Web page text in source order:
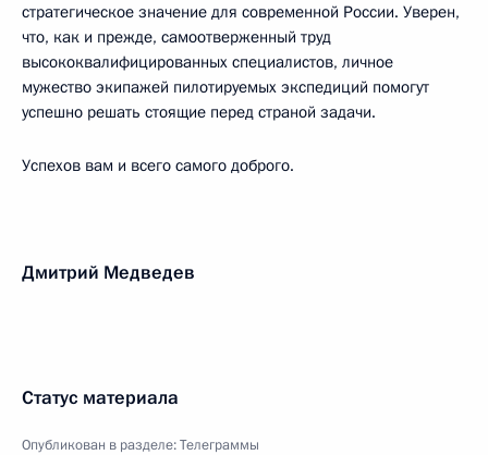
стратегическое значение для современной России. Уверен,
что, как и прежде, самоотверженный труд
высококвалифицированных специалистов, личное
мужество экипажей пилотируемых экспедиций помогут
успешно решать стоящие перед страной задачи.
Успехов вам и всего самого доброго.
Дмитрий Медведев
Статус материала
Опубликован в разделе:Телеграммы